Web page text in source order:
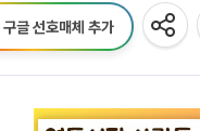
구글 선호매체 추가